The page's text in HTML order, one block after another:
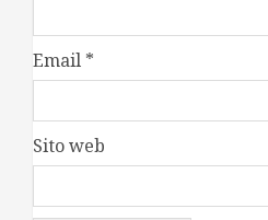
Email *
Sito web